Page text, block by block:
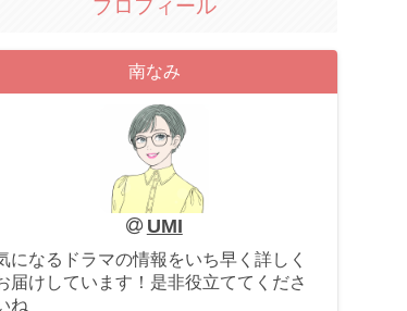
プロフィール
南なみ
UMI
になるドラマの情報をいち早く詳しく
届けしています！是非役立ててくださ
ね